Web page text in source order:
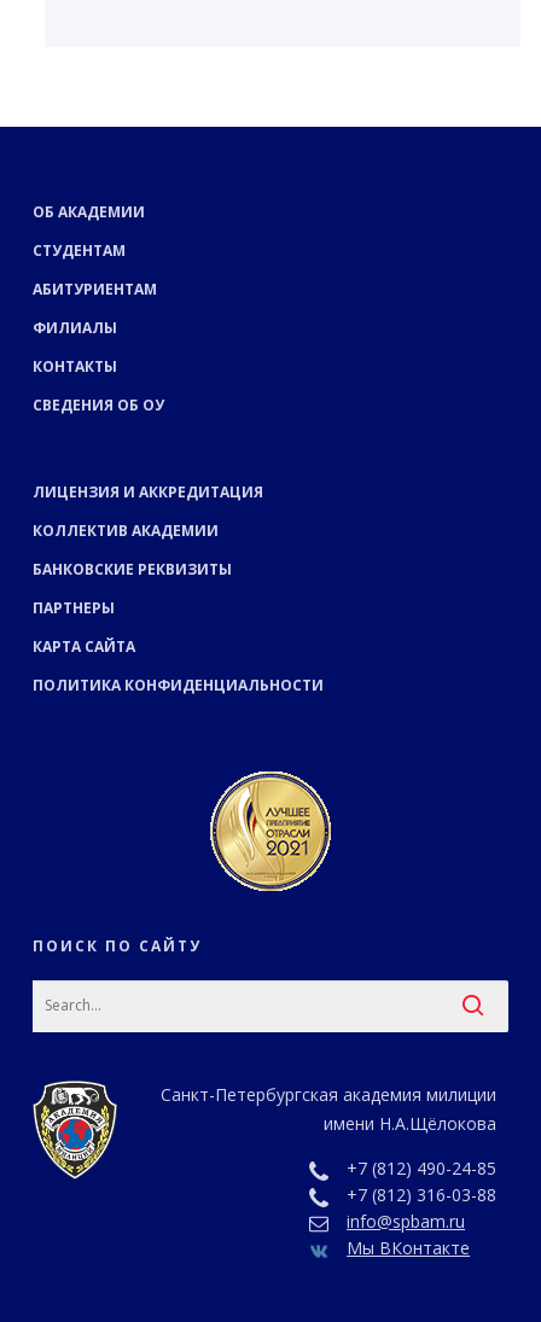
ОБ АКАДЕМИИ
СТУДЕНТАМ
АБИТУРИЕНТАМ
ФИЛИАЛЫ
КОНТАКТЫ
СВЕДЕНИЯ ОБ ОУ
ЛИЦЕНЗИЯ И АККРЕДИТАЦИЯ
КОЛЛЕКТИВ АКАДЕМИИ
БАНКОВСКИЕ РЕКВИЗИТЫ
ПАРТНЕРЫ
КАРТА САЙТА
ПОЛИТИКА КОНФИДЕНЦИАЛЬНОСТИ
ПОИСК ПО САЙТУ
Санкт-Петербургская академия милиции
имени Н.А.Щёлокова
+7 (812) 490-24-85
+7 (812) 316-03-88
info@spbam.ru
Мы ВКонтакте